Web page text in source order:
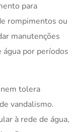
para
rompimentos ou
manutenções
por períodos
tolera
vandalismo.
à rede de água,